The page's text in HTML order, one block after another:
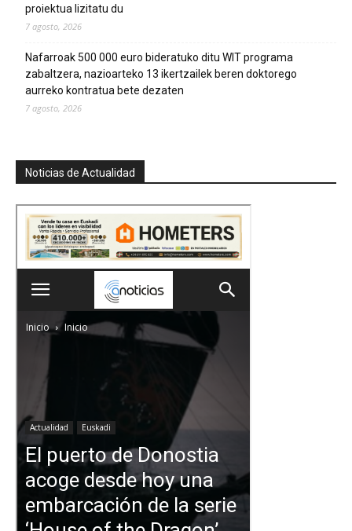
proiektua lizitatu du
7 agosto, 2026
Nafarroak 500 000 euro bideratuko ditu WIT programa
zabaltzera, nazioarteko 13 ikertzailek beren doktorego
aurreko kontratua bete dezaten
7 agosto, 2026
Noticias de Actualidad